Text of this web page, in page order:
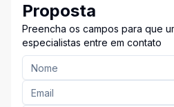
Proposta
Preencha os campos para que
especialistas entre em contato